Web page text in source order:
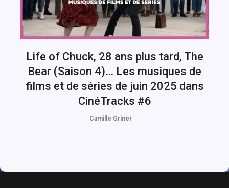
Life of Chuck, 28 ans plus tard, The
Bear (Saison 4)… Les musiques de
films et de séries de juin 2025 dans
CinéTracks #6
Camille Griner